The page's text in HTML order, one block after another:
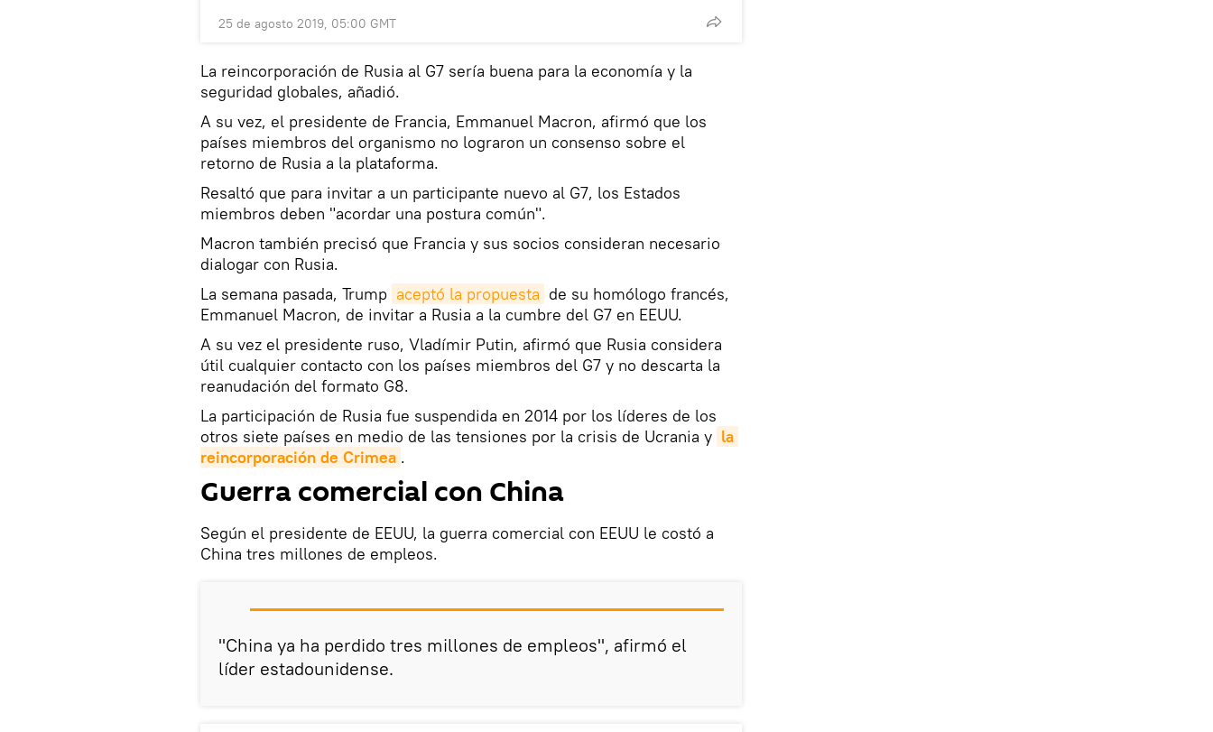
25 de agosto 2019, 05:00 GMT
La reincorporación de Rusia al G7 sería buena para la economía y la
seguridad globales, añadió.
A su vez, el presidente de Francia, Emmanuel Macron, afirmó que los
países miembros del organismo no lograron un consenso sobre el
retorno de Rusia a la plataforma.
Resaltó que para invitar a un participante nuevo al G7, los Estados
miembros deben "acordar una postura común".
Macron también precisó que Francia y sus socios consideran necesario
dialogar con Rusia.
La semana pasada, Trump aceptó la propuesta de su homólogo francés,
Emmanuel Macron, de invitar a Rusia a la cumbre del G7 en EEUU.
A su vez el presidente ruso, Vladímir Putin, afirmó que Rusia considera
útil cualquier contacto con los países miembros del G7 y no descarta la
reanudación del formato G8.
La participación de Rusia fue suspendida en 2014 por los líderes de los
otros siete países en medio de las tensiones por la crisis de Ucrania y la
reincorporación de Crimea .
Guerra comercial con China
Según el presidente de EEUU, la guerra comercial con EEUU le costó a
China tres millones de empleos.
"China ya ha perdido tres millones de empleos", afirmó el
líder estadounidense.